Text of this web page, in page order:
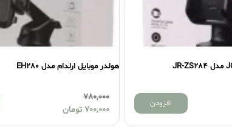
هولدر موبایل ارلدام مدل EH280
780,000
700,000
تومان